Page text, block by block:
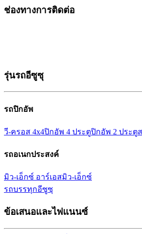
ช่องทางการติดต่อ
รุ่นรถอีซูซุ
รถปิกอัพ
วี-ครอส 4x4ปิกอัพ 4 ประตูปิกอัพ 2 ประตู
รถอเนกประสงค์
มิว-เอ็กซ์ อาร์เอสมิว-เอ็กซ์
รถบรรทุกอีซูซุ
ข้อเสนอและไฟแนนซ์